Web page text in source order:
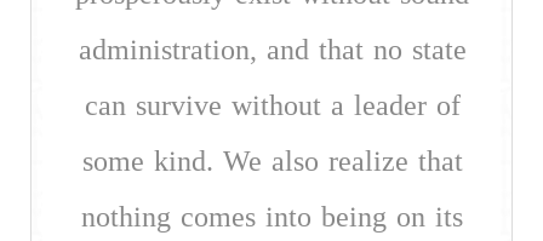
administration, and that no state
can survive without a leader of
some kind. We also realize that
nothing comes into being on its